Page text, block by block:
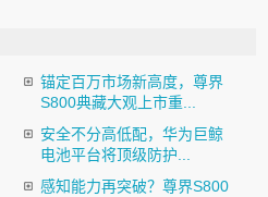
锚定百万市场新高度，尊界
S800典藏大观上市重...
安全不分高低配，华为巨鲸
电池平台将顶级防护...
感知能力再突破？尊界S800